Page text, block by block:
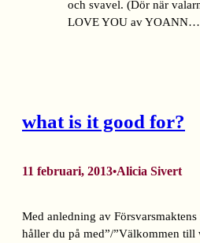
och svavel. (Dör när
LOVE YOU av YOANN…
what is it good for?
11 februari, 2013•Alicia Sivert
Med anledning av
håller du på med”/”Välkommen till